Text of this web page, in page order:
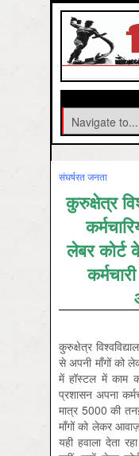
संघर्षरत जनता
कुरुक्षेत्र
लेबर कोर्ट
कुरुक्षेत्र
से अपनी माँगों को
में हॉस्टल में काम
प्रशासन अपना
मात्र 5000 की
माँगों को लेकर
यही हवाला देता